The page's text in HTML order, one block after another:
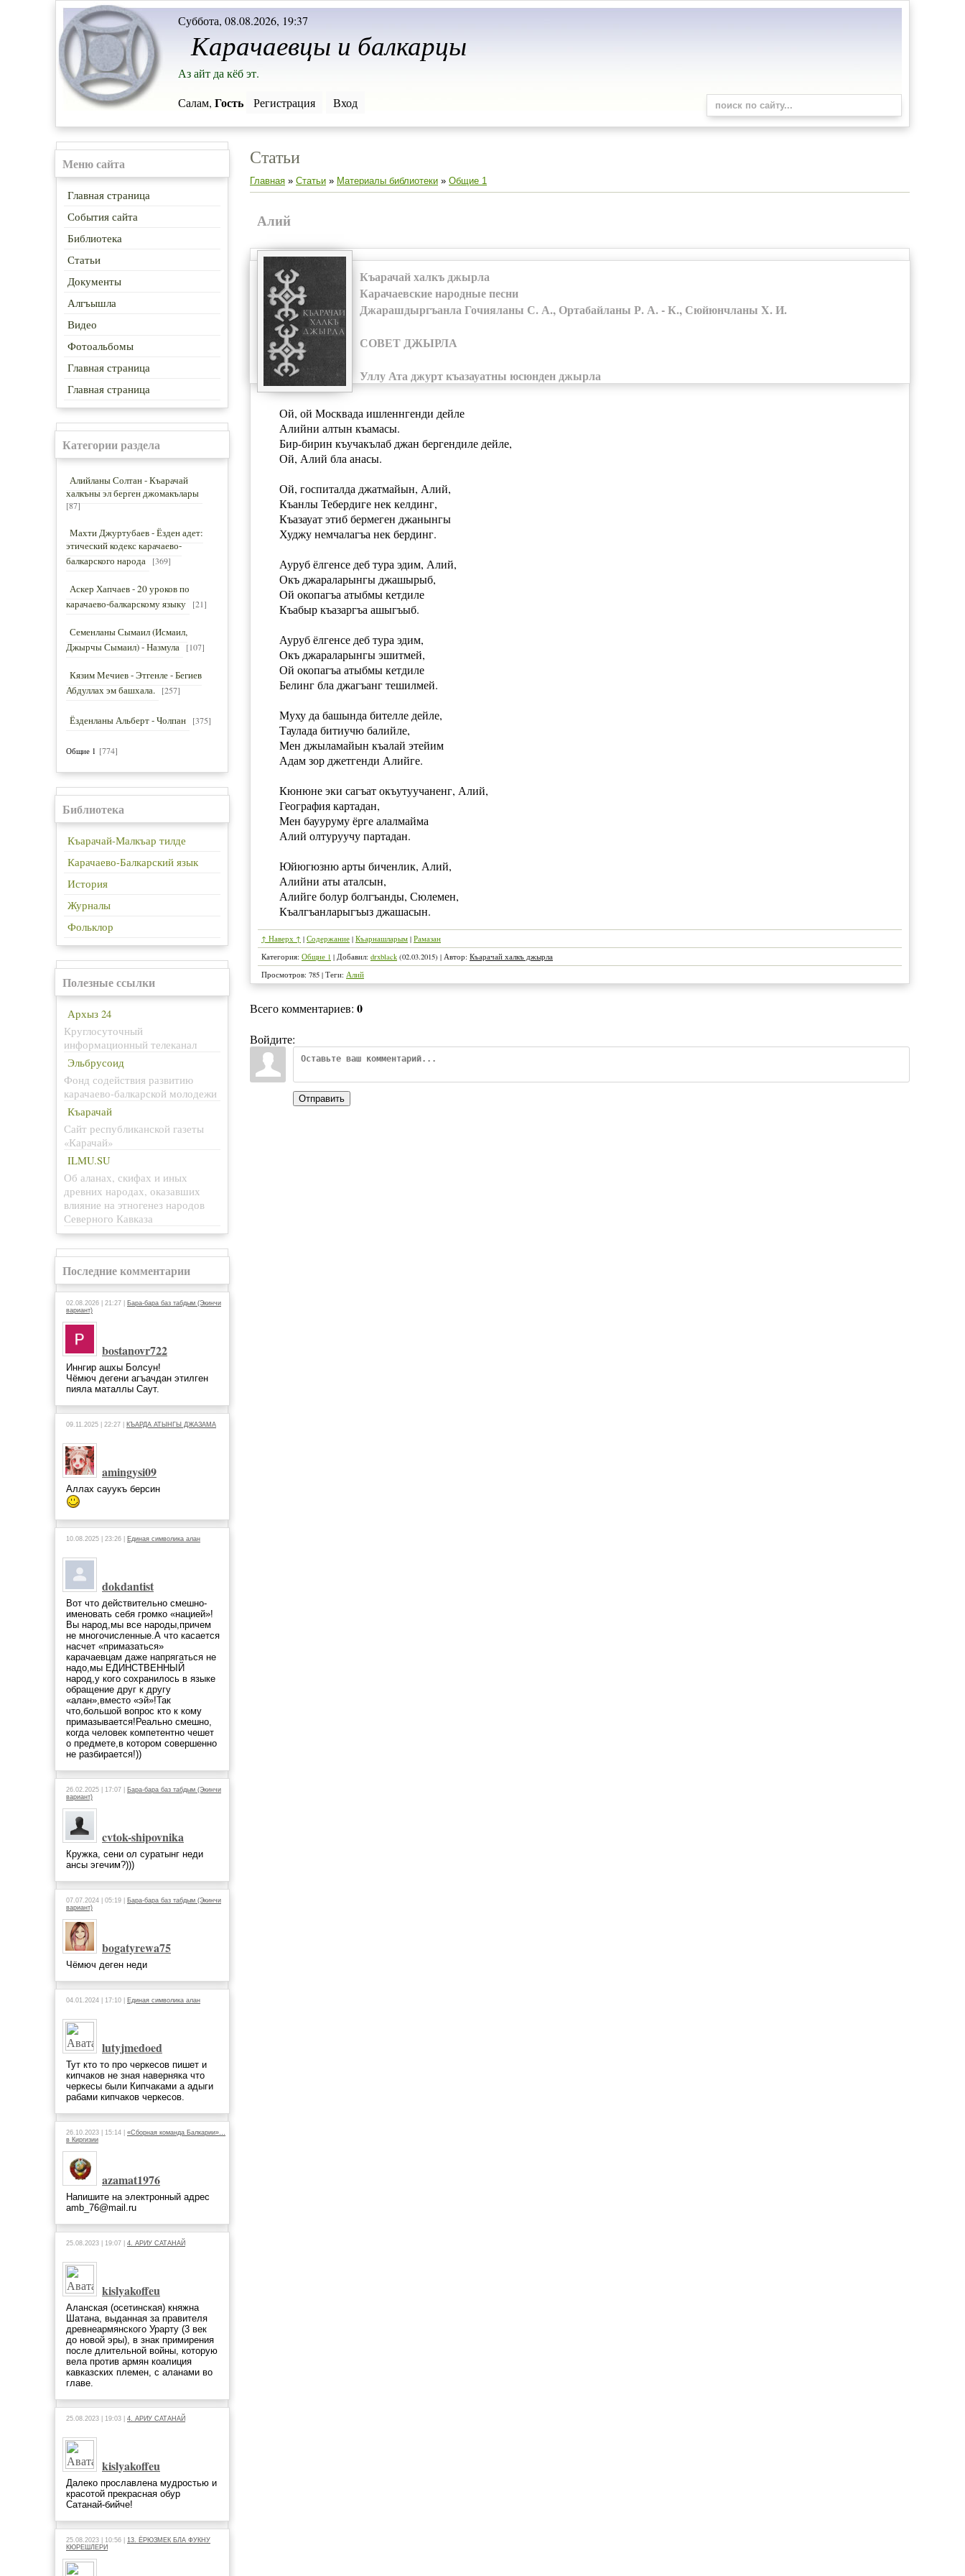
Суббота, 08.08.2026, 19:37
Карачаевцы и балкарцы
Салам, Гость Регистрация Вход
Аз айт да кёб эт.
Меню сайта
Главная страница
События сайта
Библиотека
Статьи
Документы
Алгъышла
Видео
Фотоальбомы
Главная страница
Главная страница
Категории раздела
Алийланы Солтан - Къарачай
халкъны эл берген джомакълары
[87]
Махти Джуртубаев - Ёзден адет:
этический кодекс карачаево-
балкарского народа
[369]
Аскер Хапчаев - 20 уроков по
карачаево-балкарскому языку
[21]
Семенланы Сымаил (Исмаил,
Джырчы Сымаил) - Назмула
[107]
Кязим Мечиев - Этгенле - Бегиев
Абдуллах эм башхала.
[257]
Ёзденланы Альберт - Чолпан [375]
Общие 1 [774]
Библиотека
Къарачай-Малкъар тилде
Карачаево-Балкарский язык
История
Журналы
Фольклор
Полезные ссылки
Архыз 24
Круглосуточный
информационный телеканал
Эльбрусоид
Фонд содействия развитию
карачаево-балкарской молодежи
Къарачай
Сайт республиканской газеты
«Карачай»
ILMU.SU
Об аланах, скифах и иных
древних народах, оказавших
влияние на этногенез народов
Северного Кавказа
Последние комментарии
02.08.2026 | 21:27 | Бара-бара баз табдым (Экинчи
вариант)
bostanovr722
Иннгир ашхы Болсун!
Чёмюч дегени агъачдан этилген
пияла маталлы Саут.
09.11.2025 | 22:27 | КЪАРДА АТЫНГЫ ДЖАЗАМА
amingysi09
Аллах сауукъ берсин
10.08.2025 | 23:26 | Единая символика алан
dokdantist
Вот что действительно смешно-
именовать себя громко «нацией»!
Вы народ,мы все народы,причем
не многочисленные.А что касается
насчет «примазаться»
карачаевцам даже напрягаться не
надо,мы ЕДИНСТВЕННЫЙ
народ,у кого сохранилось в языке
обращение друг к другу
«алан»,вместо «эй»!Так
что,большой вопрос кто к кому
примазывается!Реально смешно,
когда человек компетентно чешет
о предмете,в котором совершенно
не разбирается!))
26.02.2025 | 17:07 | Бара-бара баз табдым (Экинчи
вариант)
cvtok-shipovnika
Кружка, сени ол суратынг неди
ансы эгечим?)))
07.07.2024 | 05:19 | Бара-бара баз табдым (Экинчи
вариант)
bogatyrewa75
Чёмюч деген неди
04.01.2024 | 17:10 | Единая символика алан
lutyjmedoed
Тут кто то про черкесов пишет и
кипчаков не зная наверняка что
черкесы были Кипчаками а адыги
рабами кипчаков черкесов.
26.10.2023 | 15:14 | «Сборная команда Балкарии»…
в Киргизии
azamat1976
Напишите на электронный адрес
amb_76@mail.ru
25.08.2023 | 19:07 | 4. АРИУ САТАНАЙ
kislyakoffeu
Аланская (осетинская) княжна
Шатана, выданная за правителя
древнеармянского Урарту (3 век
до новой эры), в знак примирения
после длительной войны, которую
вела против армян коалиция
кавказских племен, с аланами во
главе.
25.08.2023 | 19:03 | 4. АРИУ САТАНАЙ
kislyakoffeu
Далеко прославлена мудростью и
красотой прекрасная обур
Сатанай-бийче!
25.08.2023 | 10:56 | 13. ЁРЮЗМЕК БЛА ФУКНУ
КЮРЕШЛЕРИ
Статьи
Главная » Статьи » Материалы библиотеки » Общие 1
Алий
Къарачай халкъ джырла
Карачаевские народные песни
Джарашдыргъанла Гочияланы С. А., Ортабайланы Р. А. - К., Сюйюнчланы X. И.
СОВЕТ ДЖЫРЛА
Уллу Ата джурт къазауатны юсюнден джырла
Ой, ой Москвада ишленнгенди дейле
Алийни алтын къамасы.
Бир-бирин къучакълаб джан бергендиле дейле,
Ой, Алий бла анасы.
Ой, госпиталда джатмайын, Алий,
Къанлы Тебердиге нек келдинг,
Къазауат этиб бермеген джанынгы
Худжу немчалагъа нек бердинг.
Ауруб ёлгенсе деб тура эдим, Алий,
Окъ джараларынгы джашырыб,
Ой окопагъа атыбмы кетдиле
Къабыр къазаргъа ашыгъыб.
Ауруб ёлгенсе деб тура эдим,
Окъ джараларынгы эшитмей,
Ой окопагъа атыбмы кетдиле
Белинг бла джагъанг тешилмей.
Муху да башында бителле дейле,
Таулада битиучю балийле,
Мен джыламайын къалай этейим
Адам зор джетгенди Алийге.
Кюнюне эки сагъат окъутуучаненг, Алий,
География картадан,
Мен баууруму ёрге алалмайма
Алий олтуруучу партадан.
Юйюгюзню арты биченлик, Алий,
Алийни аты аталсын,
Алийге болур болгъанды, Сюлемен,
Къалгъанларыгъыз джашасын.
↑ Наверх ↑ | Содержание | Къарнашларым | Рамазан
Категория: Общие 1 | Добавил: drxblack (02.03.2015) | Автор: Къарачай халкъ джырла
Просмотров: 785 | Теги: Алий
Всего комментариев: 0
Войдите:
Отправить